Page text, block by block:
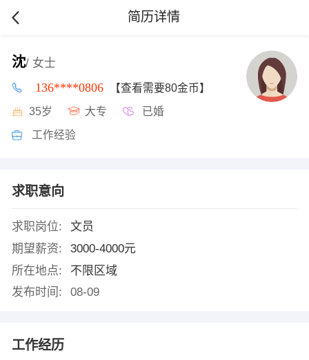
简历详情
沈/ 女士
136****0806 【查看需要80金币】
35岁 大专 已婚
工作经验
求职意向
求职岗位:
文员
期望薪资:
3000-4000元
所在地点:
不限区域
发布时间:
08-09
工作经历